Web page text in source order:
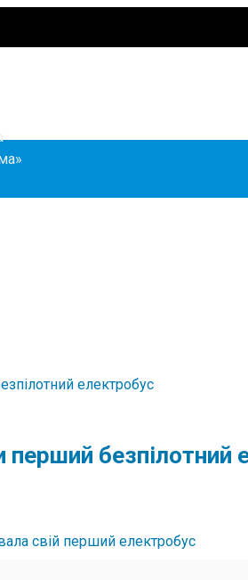
перший безпілотний